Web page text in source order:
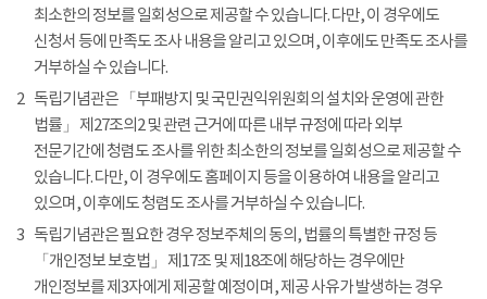
최소한의 정보를 일회성으로 제공할 수 있습니다. 다만, 이 경우에도
신청서 등에 만족도 조사 내용을 알리고 있으며, 이후에도 만족도 조사를
거부하실 수 있습니다.
2 독립기념관은 「부패방지 및 국민권익위원회의 설치와 운영에 관한
법률」 제27조의2 및 관련 근거에 따른 내부 규정에 따라 외부
전문기간에 청렴도 조사를 위한 최소한의 정보를 일회성으로 제공할 수
있습니다. 다만, 이 경우에도 홈페이지 등을 이용하여 내용을 알리고
있으며, 이후에도 청렴도 조사를 거부하실 수 있습니다.
3 독립기념관은 필요한 경우 정보주체의 동의, 법률의 특별한 규정 등
「개인정보 보호법」 제17조 및 제18조에 해당하는 경우에만
개인정보를 제3자에게 제공할 예정이며, 제공 사유가 발생하는 경우